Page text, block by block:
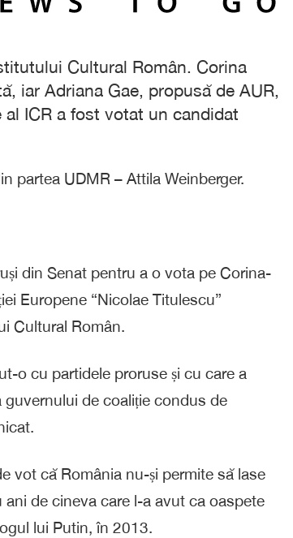
Cultural Român. Corina
iar Adriana Gae, propusă de AUR,
ICR a fost votat un candidat
partea UDMR – Attila Weinberger.
din Senat pentru a o vota pe Corina-
Europene “Nicolae Titulescu”
Cultural Român.
o cu partidele proruse și cu care a
de coaliție condus de
vot că România nu-și permite să lase
de cineva care l-a avut ca oaspete
lui Putin, în 2013.